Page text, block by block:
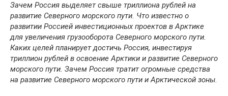
Зачем Россия выделяет свыше триллиона рублей на
развитие Северного морского пути. Что известно о
развитии Россией инвестиционных проектов в Арктике
для увеличения грузооборота Северного морского пути.
Каких целей планирует достичь Россия, инвестируя
триллион рублей в освоение Арктики и развитие Северного
морского пути. Зачем Россия тратит огромные средства
на развитие Северного морского пути и Арктической зоны.